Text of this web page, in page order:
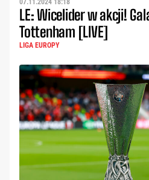
07.11.2024 18:18
LE: Wicelider w akcji!
Tottenham [LIVE]
LIGA EUROPY